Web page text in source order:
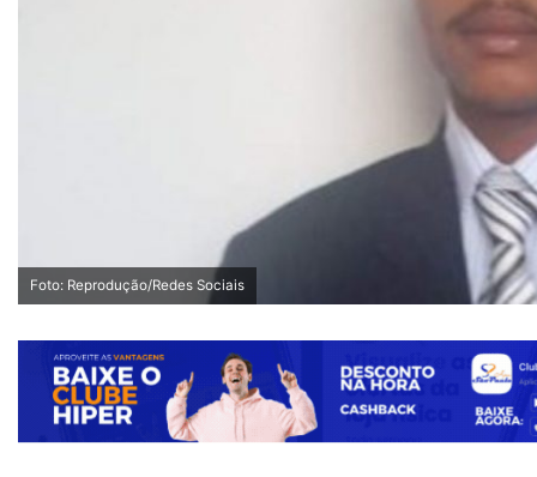
Foto: Reprodução/Redes Sociais